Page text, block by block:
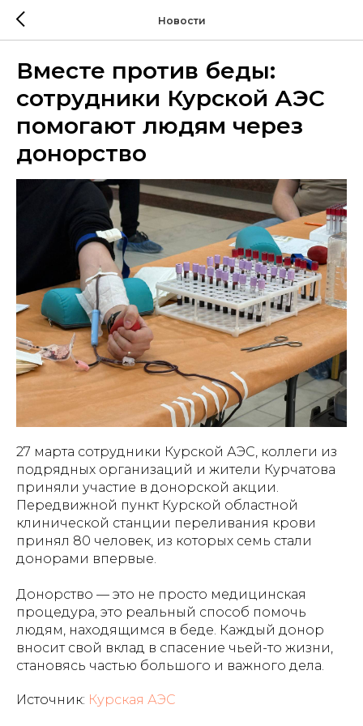
Новости
Вместе против беды:
сотрудники Курской АЭС
помогают людям через
донорство
27 марта сотрудники Курской АЭС, коллеги из
подрядных организаций и жители Курчатова
приняли участие в донорской акции.
Передвижной пункт Курской областной
клинической станции переливания крови
принял 80 человек, из которых семь стали
донорами впервые.
Донорство — это не просто медицинская
процедура, это реальный способ помочь
людям, находящимся в беде. Каждый донор
вносит свой вклад в спасение чьей-то жизни,
становясь частью большого и важного дела.
Источник: Курская АЭС